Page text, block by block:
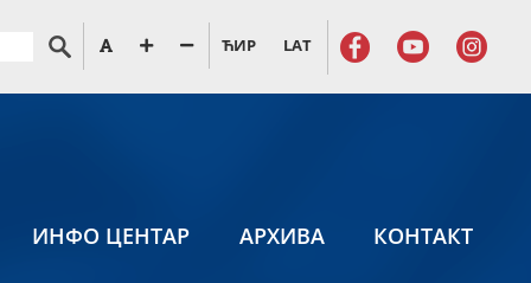
ЋИР LAT
ИНФО ЦЕНТАР АРХИВА КОНТАКТ